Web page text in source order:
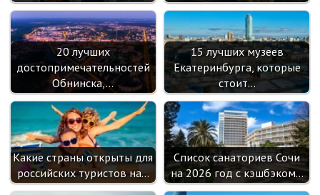
20 лучших
достопримечательностей
Обнинска,…
15 лучших музеев
Екатеринбурга, которые
стоит…
Какие страны открыты для
российских туристов на…
Список санаториев Сочи
на 2026 год с кэшбэком…